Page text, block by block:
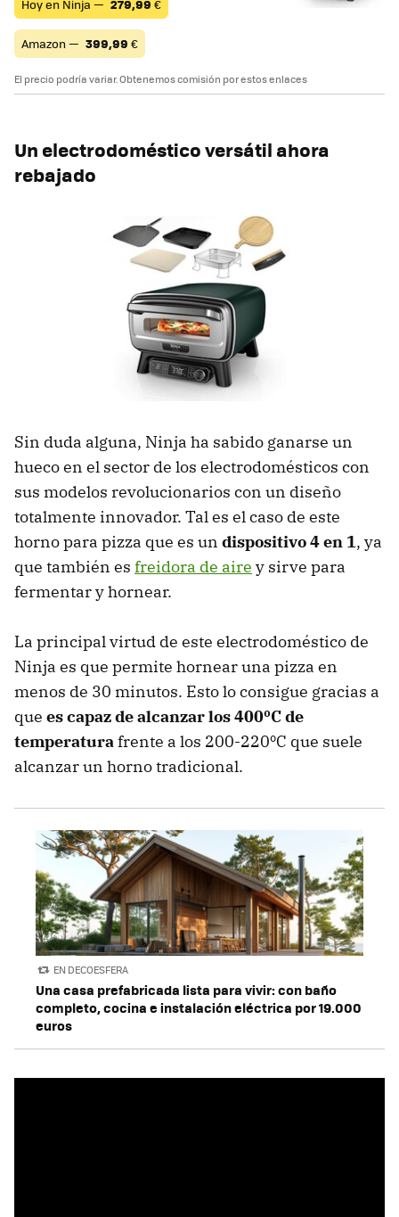
Hoy en Ninja — 279,99 €
Amazon — 399,99 €
El precio podría variar. Obtenemos comisión por estos enlaces
Un electrodoméstico versátil ahora
rebajado
Sin duda alguna, Ninja ha sabido ganarse un
hueco en el sector de los electrodomésticos con
sus modelos revolucionarios con un diseño
totalmente innovador. Tal es el caso de este
horno para pizza que es un dispositivo 4 en 1, ya
que también es freidora de aire y sirve para
fermentar y hornear.
La principal virtud de este electrodoméstico de
Ninja es que permite hornear una pizza en
menos de 30 minutos. Esto lo consigue gracias a
que es capaz de alcanzar los 400ºC de
temperaturafrente a los 200-220ºC que suele
alcanzar un horno tradicional.
EN DECOESFERA
Una casa prefabricada lista para vivir: con baño
completo, cocina e instalación eléctrica por 19.000
euros